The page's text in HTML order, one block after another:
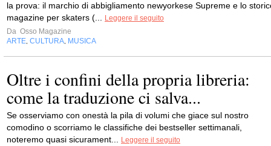
la prova: il marchio di abbigliamento newyorkese Supreme e lo
magazine per skaters (...
Leggere il seguito
Da Osso Magazine
ARTE CULTURA MUSICA
Oltre i confini della propria libreria:
come la traduzione ci salva...
Se osserviamo con onestà la pila di volumi che giace sul nostro
comodino o scorriamo le classifiche dei bestseller settimanali,
noteremo quasi sicurament...
Leggere il seguito